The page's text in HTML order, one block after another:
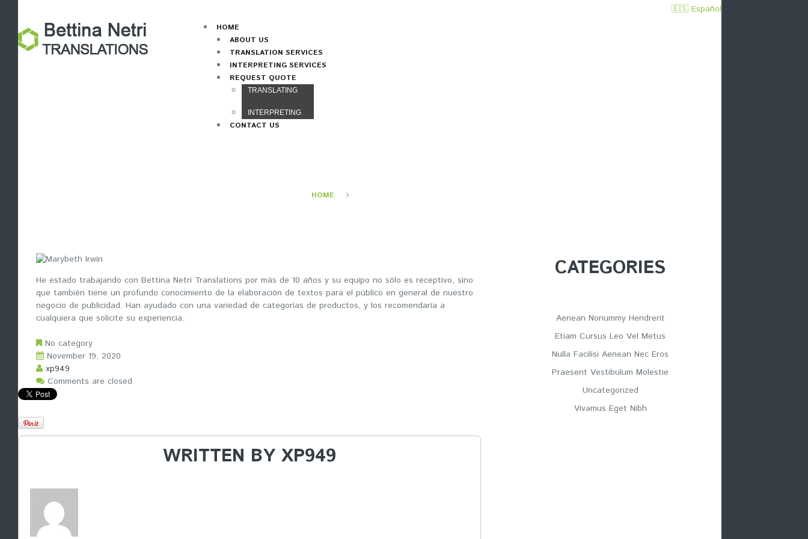
🇪🇸 Español
HOME
ABOUT US
TRANSLATION SERVICES
INTERPRETING SERVICES
REQUEST QUOTE
TRANSLATING
INTERPRETING
CONTACT US
HOME
He estado trabajando con Bettina Netri Translations por más de 10 años y su equipo no sólo es receptivo, sino
que también tiene un profundo conocimiento de la elaboración de textos para el público en general de nuestro
negocio de publicidad. Han ayudado con una variedad de categorías de productos, y los recomendaría a
cualquiera que solicite su experiencia.
No category
November 19, 2020
xp949
Comments are closed
WRITTEN BY XP949
CATEGORIES
Aenean Nonummy Hendrerit
Etiam Cursus Leo Vel Metus
Nulla Facilisi Aenean Nec Eros
Praesent Vestibulum Molestie
Uncategorized
Vivamus Eget Nibh